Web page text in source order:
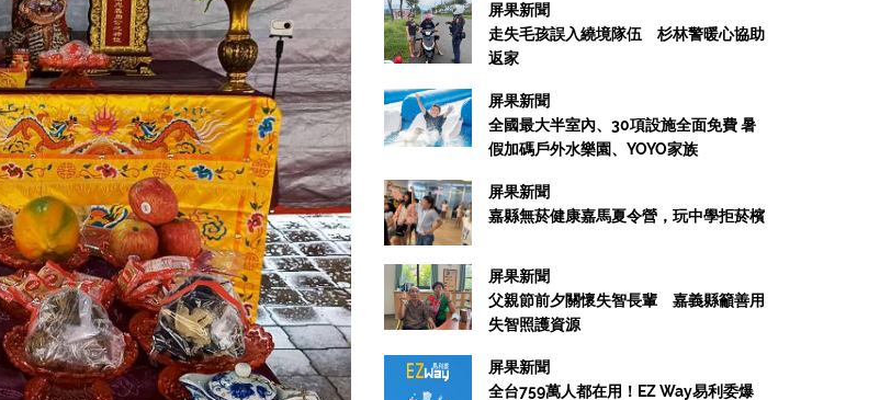
屏果新聞
走失毛孩誤入繞境隊伍 杉林警暖心協助
返家
屏果新聞
全國最大半室內、30項設施全面免費 暑
假加碼戶外水樂園、YOYO家族
屏果新聞
嘉縣無菸健康嘉馬夏令營，玩中學拒菸檳
屏果新聞
父親節前夕關懷失智長輩 嘉義縣籲善用
失智照護資源
屏果新聞
全台759萬人都在用！EZ Way易利委爆